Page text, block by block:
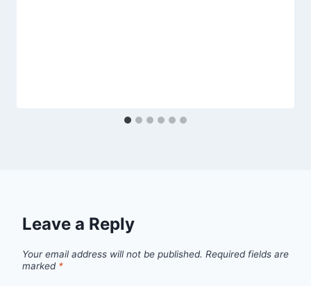
Leave a Reply
Your email address will not be published. Required fields are
marked *